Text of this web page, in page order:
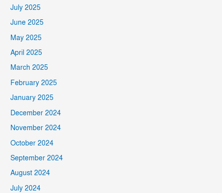
July 2025
June 2025
May 2025
April 2025
March 2025
February 2025
January 2025
December 2024
November 2024
October 2024
September 2024
August 2024
July 2024